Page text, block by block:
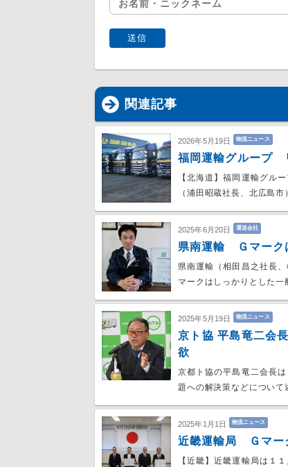
関連記事
2026年5月19日 物流ニュース
福岡運輸グループ
【北海道】福岡運輸グル
（浦田昭蔵社長、北広島
2025年6月20日 運送会社
県南運輸 Ｇマーク
県南運輸（相田昌之社長
マークはしっかりとした
2025年5月19日 物流ニュース
京ト協 平島竜二会
欲
京都ト協の平島竜二会長
題への解決策などについ
2025年1月1日 物流ニュース
近畿運輸局 Ｇマー
【近畿】近畿運輸局は１